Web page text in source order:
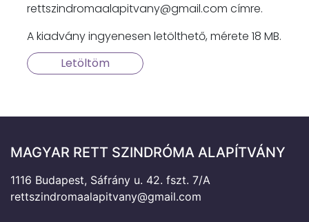
rettszindromaalapitvany@gmail.com címre.
A kiadvány ingyenesen letölthető, mérete 18 MB.
Letöltöm
MAGYAR RETT SZINDRÓMA ALAPÍTVÁNY
1116 Budapest, Sáfrány u. 42. fszt. 7/A
rettszindromaalapitvany@gmail.com